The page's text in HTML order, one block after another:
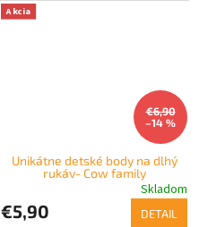
Akcia
€6,90
–14 %
Unikátne detské body na dlhý
rukáv- Cow family
Skladom
€5,90 DETAIL